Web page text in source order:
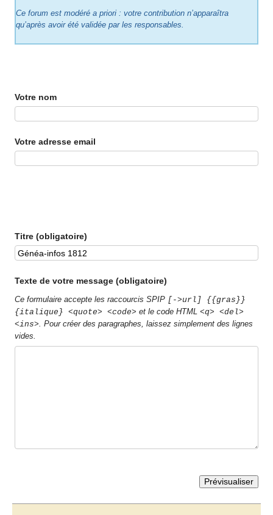
Ce forum est modéré a priori : votre contribution n’apparaîtra
qu’après avoir été validée par les responsables.
Votre nom
Votre adresse email
Titre (obligatoire)
Texte de votre message (obligatoire)
Ce formulaire accepte les raccourcis SPIP [->url] {{gras}}
{italique} <quote> <code> et le code HTML<q> <del>
<ins>. Pour créer des paragraphes, laissez simplement des lignes
vides.